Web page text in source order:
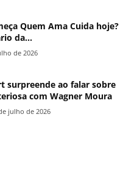
Quem Ama Cuida hoje?
da...
de 2026
surpreende ao falar sobre
com Wagner Moura
julho de 2026